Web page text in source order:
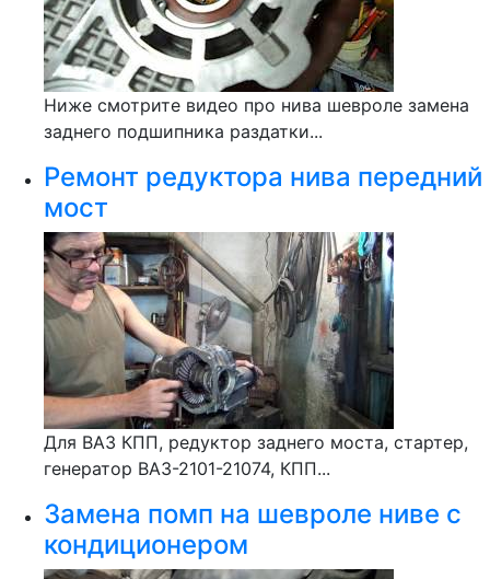
Ниже смотрите видео про нива шевроле замена
заднего подшипника раздатки...
Ремонт редуктора нива передний
мост
Для ВАЗ КПП, редуктор заднего моста, стартер,
генератор ВАЗ-2101-21074, КПП...
Замена помп на шевроле ниве с
кондиционером